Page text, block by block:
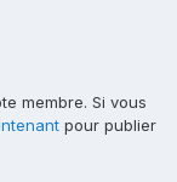
membre. Si vous
pour publier